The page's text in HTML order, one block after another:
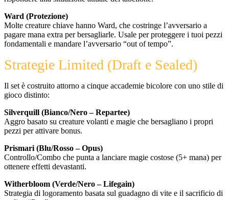
Ward (Protezione)
Molte creature chiave hanno Ward, che costringe l’avversario a
pagare mana extra per bersagliarle. Usale per proteggere i tuoi pezzi
fondamentali e mandare l’avversario “out of tempo”.
Strategie Limited (Draft e Sealed)
Il set è costruito attorno a cinque accademie bicolore con uno stile di
gioco distinto:
Silverquill (Bianco/Nero – Repartee)
Aggro basato su creature volanti e magie che bersagliano i propri
pezzi per attivare bonus.
Prismari (Blu/Rosso – Opus)
Controllo/Combo che punta a lanciare magie costose (5+ mana) per
ottenere effetti devastanti.
Witherbloom (Verde/Nero – Lifegain)
Strategia di logoramento basata sul guadagno di vite e il sacrificio di